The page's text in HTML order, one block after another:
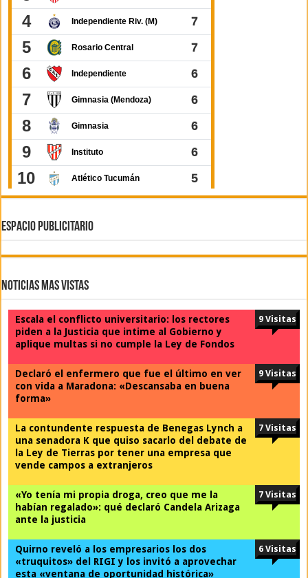
ESPACIO PUBLICITARIO
Noticias Mas Vistas
Escala el conflicto universitario: los rectores
piden a la Justicia que intime al Gobierno y
aplique multas si no cumple la Ley de Fondos
9 Visitas
Declaró el enfermero que fue el último en ver
con vida a Maradona: «Descansaba en buena
forma»
9 Visitas
La contundente respuesta de Benegas Lynch a
una senadora K que quiso sacarlo del debate de
la Ley de Tierras por tener una empresa que
vende campos a extranjeros
7 Visitas
«Yo tenía mi propia droga, creo que me la
habían regalado»: qué declaró Candela Arizaga
ante la justicia
7 Visitas
Quirno reveló a los empresarios los dos
«truquitos» del RIGI y los invitó a aprovechar
esta «ventana de oportunidad histórica»
6 Visitas